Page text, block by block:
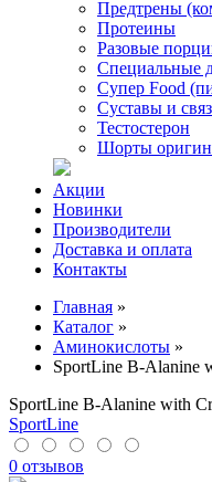
Предтрены
Протеины
Разовые
Специальные
Супер Food
Суставы и
Тестостерон
Шорты
Акции
Новинки
Производители
Доставка и оплата
Контакты
Главная »
Каталог »
Аминокислоты »
SportLine B-Alanine
SportLine B-Alanine with
SportLine
0 отзывов